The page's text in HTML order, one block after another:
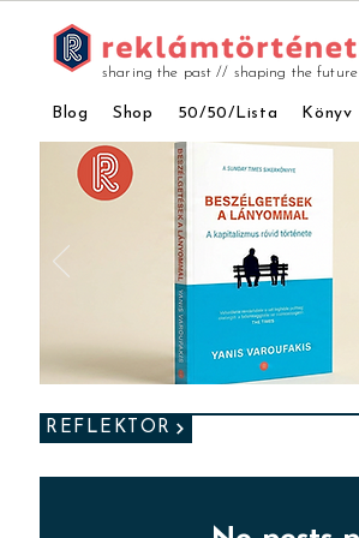
Blog Shop 50/50/Lista Könyv
sharing the past // shaping the future
REFLEKTOR